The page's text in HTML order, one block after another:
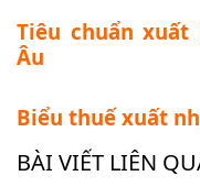
Tiêu chuẩn xuất
Âu
Biểu thuế xuất
BÀI VIẾT LIÊN